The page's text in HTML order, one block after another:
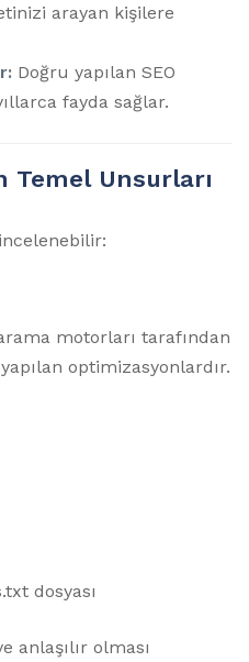
arayan kişilere
Doğru yapılan SEO
fayda sağlar.
Temel Unsurları
motorları tarafından
optimizasyonlardır.
dosyası
anlaşılır olması